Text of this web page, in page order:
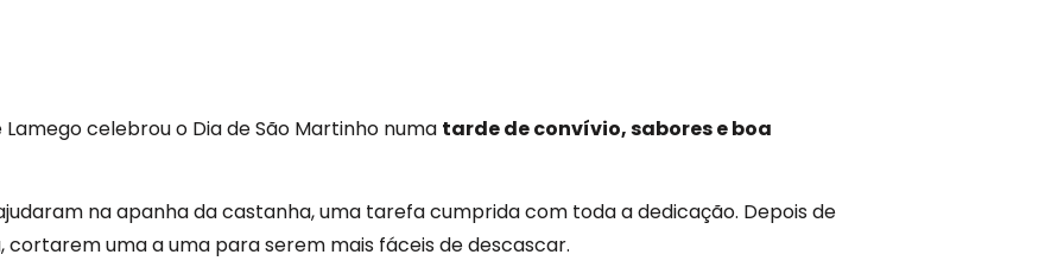
celebrou o Dia de São Martinho numa tarde de convívio, sabores e boa
na apanha da castanha, uma tarefa cumprida com toda a dedicação. Depois de
cortarem uma a uma para serem mais fáceis de descascar.